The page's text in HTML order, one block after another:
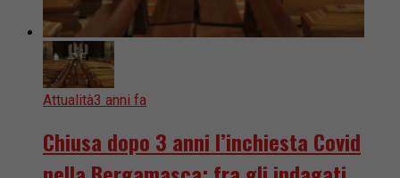
Attualità3 anni fa
Chiusa dopo 3 anni l’inchiesta Covid